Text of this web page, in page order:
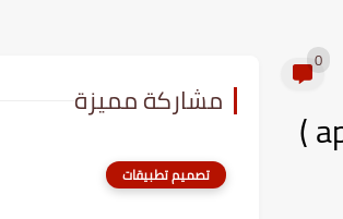
0
مشاركة مميزة
تصميم تطبيقات